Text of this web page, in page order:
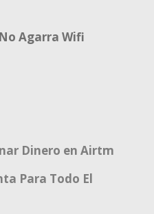
Agarra Wifi
Dinero en Airtm
Para Todo El